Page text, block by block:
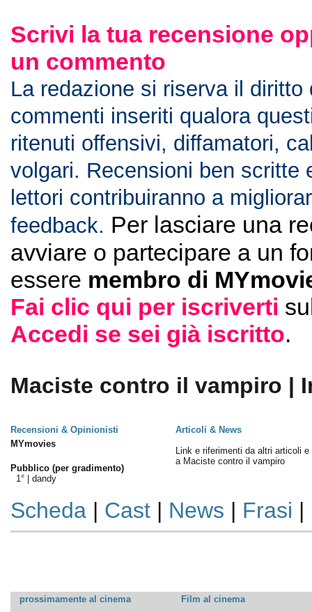
Scrivi la tua recensione
un commento
La redazione si riserva il diritto
commenti inseriti qualora
ritenuti offensivi, diffamatori,
volgari. Recensioni ben scritte
lettori contribuiranno a
feedback. Per lasciare una
avviare o partecipare a un
essere membro di
Fai clic qui per iscriverti
Accedi se sei già iscritto.
Maciste contro il vampiro |
Recensioni & Opinionisti
Articoli & News
MYmovies
Pubblico (per gradimento)
1° | dandy
Link e riferimenti da altri articoli e
a Maciste contro il vampiro
Scheda| Cast| News | Frasi |
prossimamente al cinema
Film al cinema